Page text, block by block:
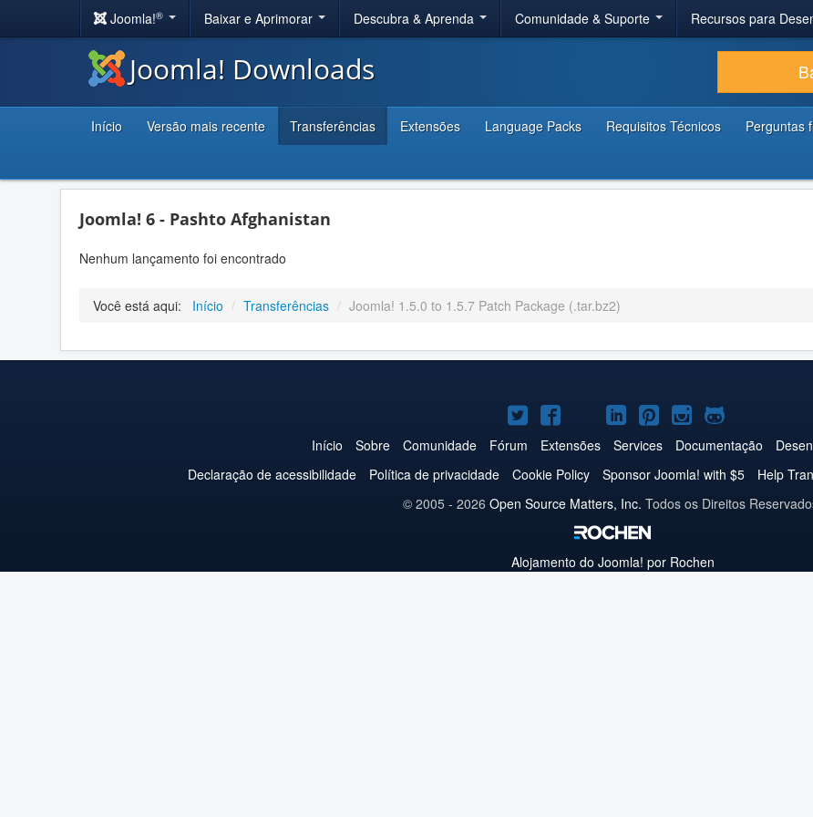
Joomla!® Baixar e Aprimorar Descubra & Aprenda Comunidade & Suporte Recursos para
Joomla! Downloads
Início Versão mais recente Transferências Extensões Language Packs Requisitos Técnicos Perguntas
Joomla! 6 - Pashto Afghanistan
Nenhum lançamento foi encontrado
Você está aqui: Início / Transferências / Joomla! 1.5.0 to 1.5.7 Patch Package (.tar.bz2)
Joomla!
no
Twitter
Joomla!
no
Facebook
Joomla!
no
YouTube
Joomla!
no
LinkedIn
Joomla!
no
Pinterest
Joomla!
no
Instagram
Joomla!
no
GitHub
Início Sobre Comunidade Fórum Extensões Services Documentação
Declaração de acessibilidade
Política de privacidade Cookie Policy Sponsor Joomla! with $5 Help
© 2005 - 2026 Open Source Matters, Inc. Todos os Direitos
Alojamento do Joomla! por Rochen